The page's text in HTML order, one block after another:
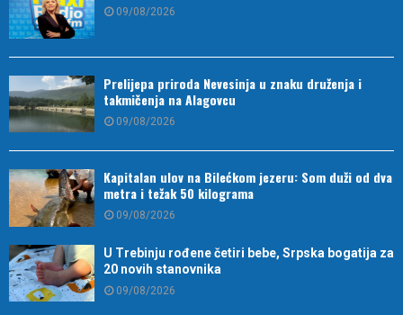
09/08/2026
Prelijepa priroda Nevesinja u znaku druženja i
takmičenja na Alagovcu
09/08/2026
Kapitalan ulov na Bilećkom jezeru: Som duži od dva
metra i težak 50 kilograma
09/08/2026
U Trebinju rođene četiri bebe, Srpska bogatija za
20 novih stanovnika
09/08/2026